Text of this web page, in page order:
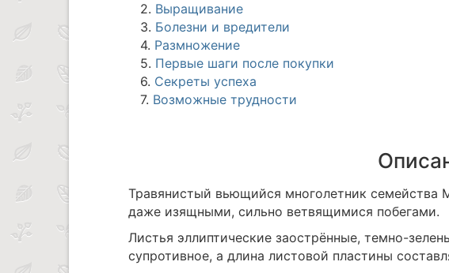
2. Выращивание
3. Болезни и вредители
4. Размножение
5. Первые шаги после покупки
6. Секреты успеха
7. Возможные трудности
Травянистый вьющийся многолетник семейства
даже изящными, сильно ветвящимися побегами.
Листья эллиптические заострённые, темно-
супротивное, а длина листовой пластины